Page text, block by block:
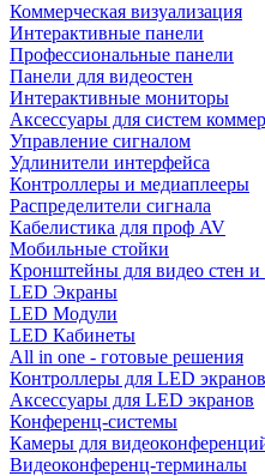
Коммерческая визуализация
Интерактивные панели
Профессиональные панели
Панели для видеостен
Интерактивные мониторы
Аксессуары для систем
Управление сигналом
Удлинители интерфейса
Контроллеры и медиаплееры
Распределители сигнала
Кабелистика для проф AV
Мобильные стойки
Кронштейны для видео стен
LED Экраны
LED Модули
LED Кабинеты
All in one - готовые решения
Контроллеры для LED экранов
Аксессуары для LED экранов
Конференц-системы
Камеры для
Видеоконференц-терминалы